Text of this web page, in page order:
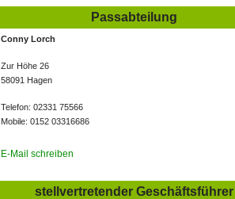
Passabteilung
Conny Lorch
Zur Höhe 26
58091 Hagen
Telefon: 02331 75566
Mobile: 0152 03316686
E-Mail schreiben
stellvertretender Geschäftsführer